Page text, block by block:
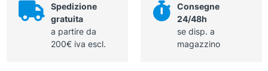
Spedizione
gratuita
a partire da
200€ iva escl.
Consegne
24/48h
se disp. a
magazzino